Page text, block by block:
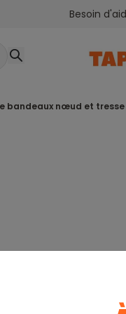
Besoin
bandeaux nœud et tresse